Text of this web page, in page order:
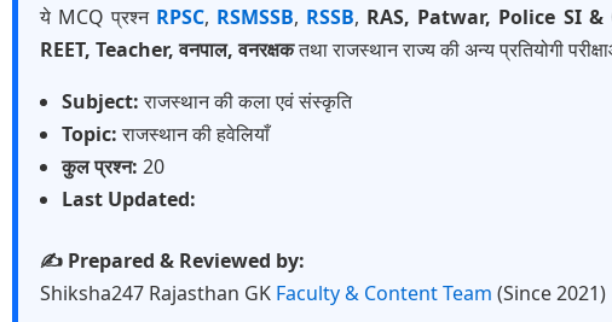
ये MCQ प्रश्न RPSC, RSMSSB, RSSB, RAS, Patwar, Police SI
REET, Teacher, वनपाल, वनरक्षकतथा राजस्थान राज्य की अन्य प्रतियोगी
Subject:राजस्थान की कला एवं संस्कृति
Topic:राजस्थान की हवेलियाँ
कुल प्रश्न: 20
Last Updated:
✍️ Prepared & Reviewed by:
Shiksha247 Rajasthan GK Faculty & Content Team (Since 2021)